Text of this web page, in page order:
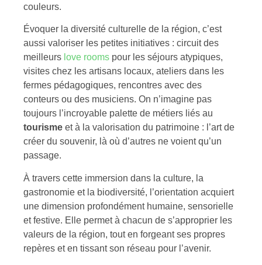
couleurs.
Évoquer la diversité culturelle de la région, c’est
aussi valoriser les petites initiatives : circuit des
meilleurs love rooms pour les séjours atypiques,
visites chez les artisans locaux, ateliers dans les
fermes pédagogiques, rencontres avec des
conteurs ou des musiciens. On n’imagine pas
toujours l’incroyable palette de métiers liés au
tourisme et à la valorisation du patrimoine : l’art de
créer du souvenir, là où d’autres ne voient qu’un
passage.
À travers cette immersion dans la culture, la
gastronomie et la biodiversité, l’orientation acquiert
une dimension profondément humaine, sensorielle
et festive. Elle permet à chacun de s’approprier les
valeurs de la région, tout en forgeant ses propres
repères et en tissant son réseau pour l’avenir.